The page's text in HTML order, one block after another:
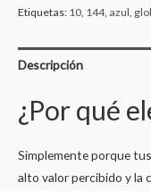
Etiquetas: 10 144, azul
Descripción
¿Por qué
Simplemente porque
alto valor percibido y la